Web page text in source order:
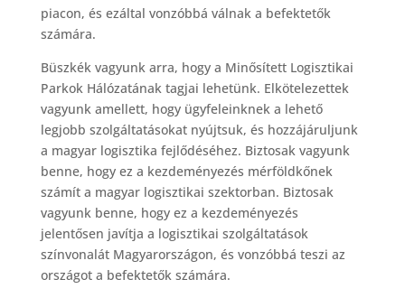
piacon, és ezáltal vonzóbbá válnak a befektetők
számára.
Büszkék vagyunk arra, hogy a Minősített Logisztikai
Parkok Hálózatának tagjai lehetünk. Elkötelezettek
vagyunk amellett, hogy ügyfeleinknek a lehető
legjobb szolgáltatásokat nyújtsuk, és hozzájáruljunk
a magyar logisztika fejlődéséhez. Biztosak vagyunk
benne, hogy ez a kezdeményezés mérföldkőnek
számít a magyar logisztikai szektorban. Biztosak
vagyunk benne, hogy ez a kezdeményezés
jelentősen javítja a logisztikai szolgáltatások
színvonalát Magyarországon, és vonzóbbá teszi az
országot a befektetők számára.